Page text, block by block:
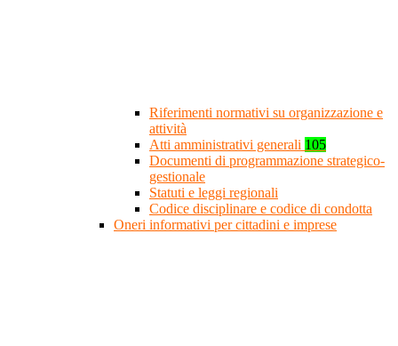
Riferimenti normativi su organizzazione e
attività
Atti amministrativi generali 105
Documenti di programmazione strategico-
gestionale
Statuti e leggi regionali
Codice disciplinare e codice di condotta
Oneri informativi per cittadini e imprese